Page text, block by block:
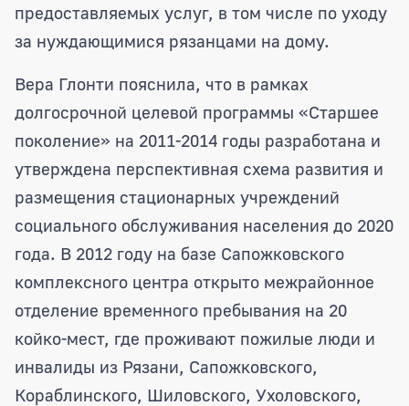
предоставляемых услуг, в том числе по уходу
за нуждающимися рязанцами на дому.
Вера Глонти пояснила, что в рамках
долгосрочной целевой программы «Старшее
поколение» на 2011-2014 годы разработана и
утверждена перспективная схема развития и
размещения стационарных учреждений
социального обслуживания населения до 2020
года. В 2012 году на базе Сапожковского
комплексного центра открыто межрайонное
отделение временного пребывания на 20
койко-мест, где проживают пожилые люди и
инвалиды из Рязани, Сапожковского,
Кораблинского, Шиловского, Ухоловского,